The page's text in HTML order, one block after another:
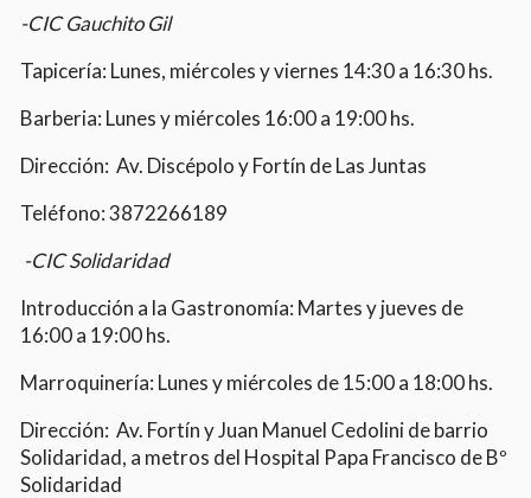
-CIC Gauchito Gil
Tapicería: Lunes, miércoles y viernes 14:30 a 16:30 hs.
Barberia: Lunes y miércoles 16:00 a 19:00 hs.
Dirección: Av. Discépolo y Fortín de Las Juntas
Teléfono: 3872266189
-CIC Solidaridad
Introducción a la Gastronomía: Martes y jueves de
16:00 a 19:00 hs.
Marroquinería: Lunes y miércoles de 15:00 a 18:00 hs.
Dirección: Av. Fortín y Juan Manuel Cedolini de barrio
Solidaridad, a metros del Hospital Papa Francisco de Bº
Solidaridad